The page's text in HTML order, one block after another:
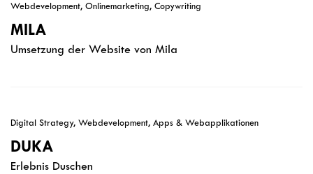
Webdevelopment, Onlinemarketing, Copywriting
MILA
Umsetzung der Website von Mila
Digital Strategy, Webdevelopment, Apps & Webapplikationen
DUKA
Erlebnis Duschen